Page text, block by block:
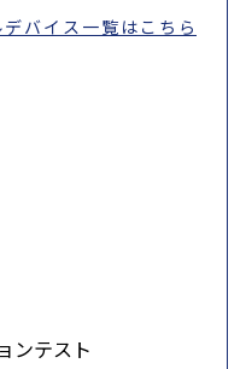
バイス一覧はこちら
ンテスト